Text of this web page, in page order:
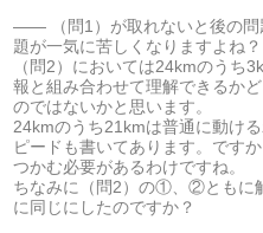
（問1）が取れないと後の
題が一気に苦しくなりますよね？
（問2）においては24kmのうち
報と組み合わせて理解できるか
のではないかと思います。
24kmのうち21kmは普通に動け
ピードも書いてあります。です
つかむ必要があるわけですね。
ちなみに（問2）の①、②ともに
に同じにしたのですか？